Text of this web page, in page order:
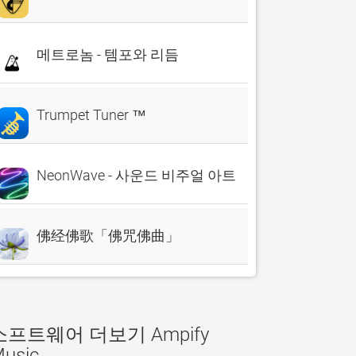
메트로놈 - 템포와 리듬
Trumpet Tuner ™
NeonWave - 사운드 비주얼 아트
佛经佛歌「佛咒佛曲」
프트웨어 더보기 Ampify